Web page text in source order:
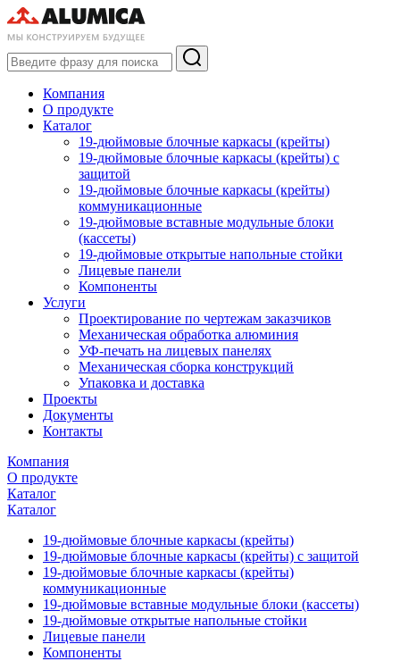
Компания
О продукте
Каталог
19-дюймовые блочные каркасы (крейты)
19-дюймовые блочные каркасы (крейты) с
защитой
19-дюймовые блочные каркасы (крейты)
коммуникационные
19-дюймовые вставные модульные блоки
(кассеты)
19-дюймовые открытые напольные стойки
Лицевые панели
Компоненты
Услуги
Проектирование по чертежам заказчиков
Механическая обработка алюминия
УФ-печать на лицевых панелях
Механическая сборка конструкций
Упаковка и доставка
Проекты
Документы
Контакты
Компания
О продукте
Каталог
Каталог
19-дюймовые блочные каркасы (крейты)
19-дюймовые блочные каркасы (крейты) с защитой
19-дюймовые блочные каркасы (крейты)
коммуникационные
19-дюймовые вставные модульные блоки (кассеты)
19-дюймовые открытые напольные стойки
Лицевые панели
Компоненты